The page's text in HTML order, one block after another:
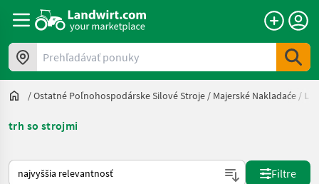
Prehľadávať ponuky
/Ostatné Poľnohospodárske Silové Stroje / Majerské Nakladaće /
trh so strojmi
Takto sa vykonáva triedenie na Landwirt.com
Filtre